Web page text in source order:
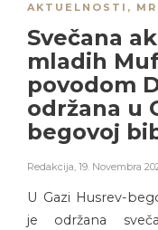
AKTUELNOSTI ,
Svečana
mladih
povodom
održana u
begovoj
Redakcija, 19. Novembra
U Gazi Husrev-
je održana